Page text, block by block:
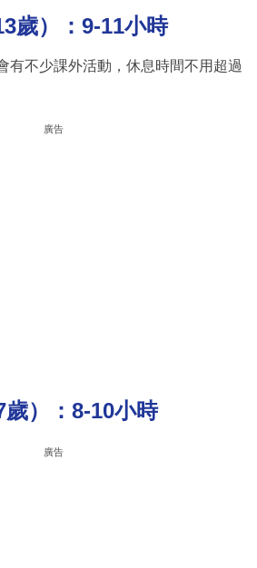
歲）：9-11小時
有不少課外活動，休息時間不用超過
廣告
）：8-10小時
廣告